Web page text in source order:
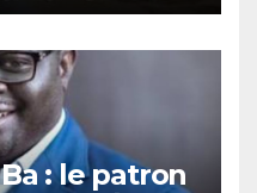
: le patron